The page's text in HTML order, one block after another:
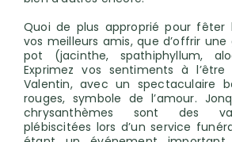
Quoi de plus approprié pour fêter
vos meilleurs amis, que d’offrir
pot (jacinthe, spathiphyllum,
Exprimez vos sentiments à
Valentin, avec un spectaculaire
rouges, symbole de l’amour.
chrysanthèmes sont des
plébiscitées lors d’un service